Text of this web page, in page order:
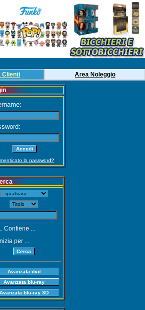
Clienti Area Noleggio
la password?
Contiene ...
Inizia per ...